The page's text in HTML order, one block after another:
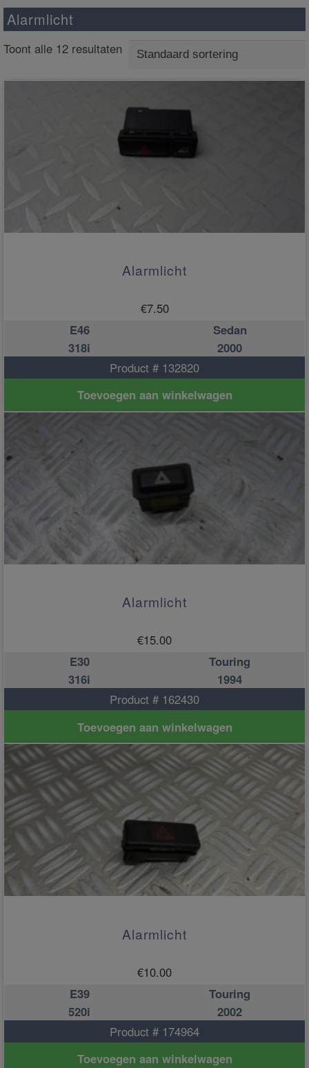
Alarmlicht
Toont alle 12 resultaten
Alarmlicht
€7.50
E46
Sedan
318i
2000
Product # 132820
Toevoegen aan winkelwagen
Alarmlicht
€15.00
E30
Touring
316i
1994
Product # 162430
Toevoegen aan winkelwagen
Alarmlicht
€10.00
E39
Touring
520i
2002
Product # 174964
Toevoegen aan winkelwagen